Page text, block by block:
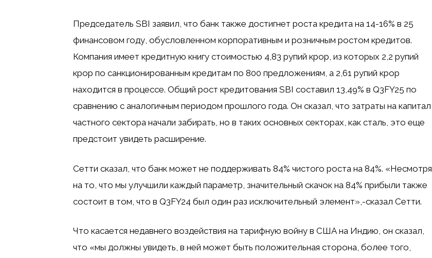
Председатель SBI заявил, что банк также достигнет роста кредита на 14-16% в 25
финансовом году, обусловленном корпоративным и розничным ростом кредитов.
Компания имеет кредитную книгу стоимостью 4,83 рупий крор, из которых 2,2 рупий
крор по санкционированным кредитам по 800 предложениям, а 2,61 рупий крор
находится в процессе. Общий рост кредитования SBI составил 13,49% в Q3FY25 по
сравнению с аналогичным периодом прошлого года. Он сказал, что затраты на капитал
частного сектора начали забирать, но в таких основных секторах, как сталь, это еще
предстоит увидеть расширение.
Сетти сказал, что банк может не поддерживать 84% чистого роста на 84%. «Несмотря
на то, что мы улучшили каждый параметр, значительный скачок на 84% прибыли также
состоит в том, что в Q3FY24 был один раз исключительный элемент»,-сказал Сетти.
Что касается недавнего воздействия на тарифную войну в США на Индию, он сказал,
что «мы должны увидеть, в ней может быть положительная сторона, более того,